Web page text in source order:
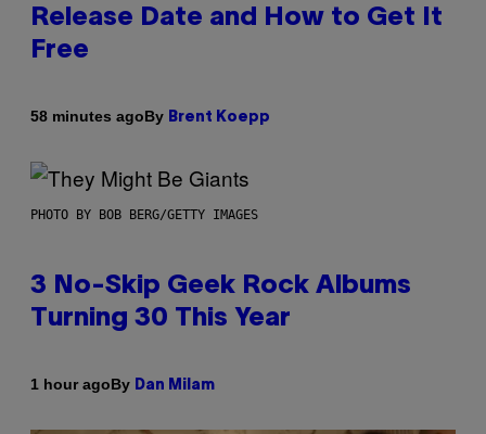
Release Date and How to Get It
Free
58 minutes agoBy Brent Koepp
PHOTO BY BOB BERG/GETTY IMAGES
3 No-Skip Geek Rock Albums
Turning 30 This Year
1 hour agoBy Dan Milam